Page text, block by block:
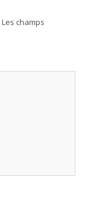
Les champs